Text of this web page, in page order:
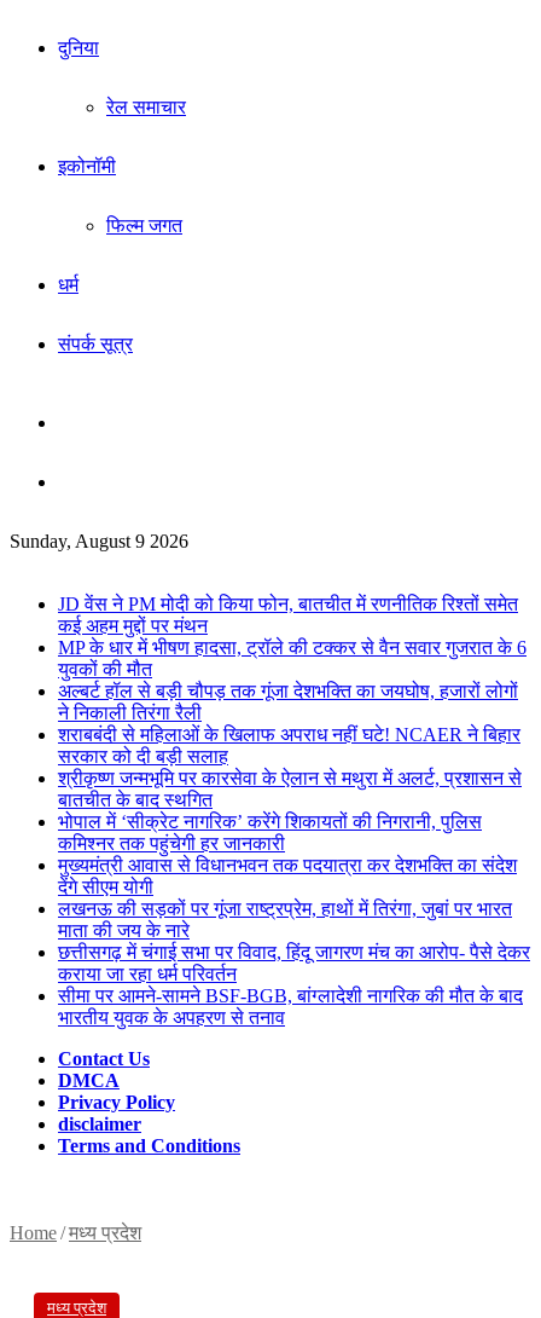
दुनिया
रेल समाचार
इकोनॉमी
फिल्म जगत
धर्म
संपर्क सूत्र
for
Sunday, August 9 2026
JD वेंस ने PM मोदी को किया फोन, बातचीत में रणनीतिक रिश्तों समेत
कई अहम मुद्दों पर मंथन
MP के धार में भीषण हादसा, ट्रॉले की टक्कर से वैन सवार गुजरात के 6
युवकों की मौत
अल्बर्ट हॉल से बड़ी चौपड़ तक गूंजा देशभक्ति का जयघोष, हजारों लोगों
ने निकाली तिरंगा रैली
शराबबंदी से महिलाओं के खिलाफ अपराध नहीं घटे! NCAER ने बिहार
सरकार को दी बड़ी सलाह
श्रीकृष्ण जन्मभूमि पर कारसेवा के ऐलान से मथुरा में अलर्ट, प्रशासन से
बातचीत के बाद स्थगित
भोपाल में ‘सीक्रेट नागरिक’ करेंगे शिकायतों की निगरानी, पुलिस
कमिश्नर तक पहुंचेगी हर जानकारी
मुख्यमंत्री आवास से विधानभवन तक पदयात्रा कर देशभक्ति का संदेश
देंगे सीएम योगी
लखनऊ की सड़कों पर गूंजा राष्ट्रप्रेम, हाथों में तिरंगा, जुबां पर भारत
माता की जय के नारे
छत्तीसगढ़ में चंगाई सभा पर विवाद, हिंदू जागरण मंच का आरोप- पैसे देकर
कराया जा रहा धर्म परिवर्तन
सीमा पर आमने-सामने BSF-BGB, बांग्लादेशी नागरिक की मौत के बाद
भारतीय युवक के अपहरण से तनाव
Contact Us
DMCA
Privacy Policy
disclaimer
Terms and Conditions
Home/मध्य प्रदेश
मध्य प्रदेश